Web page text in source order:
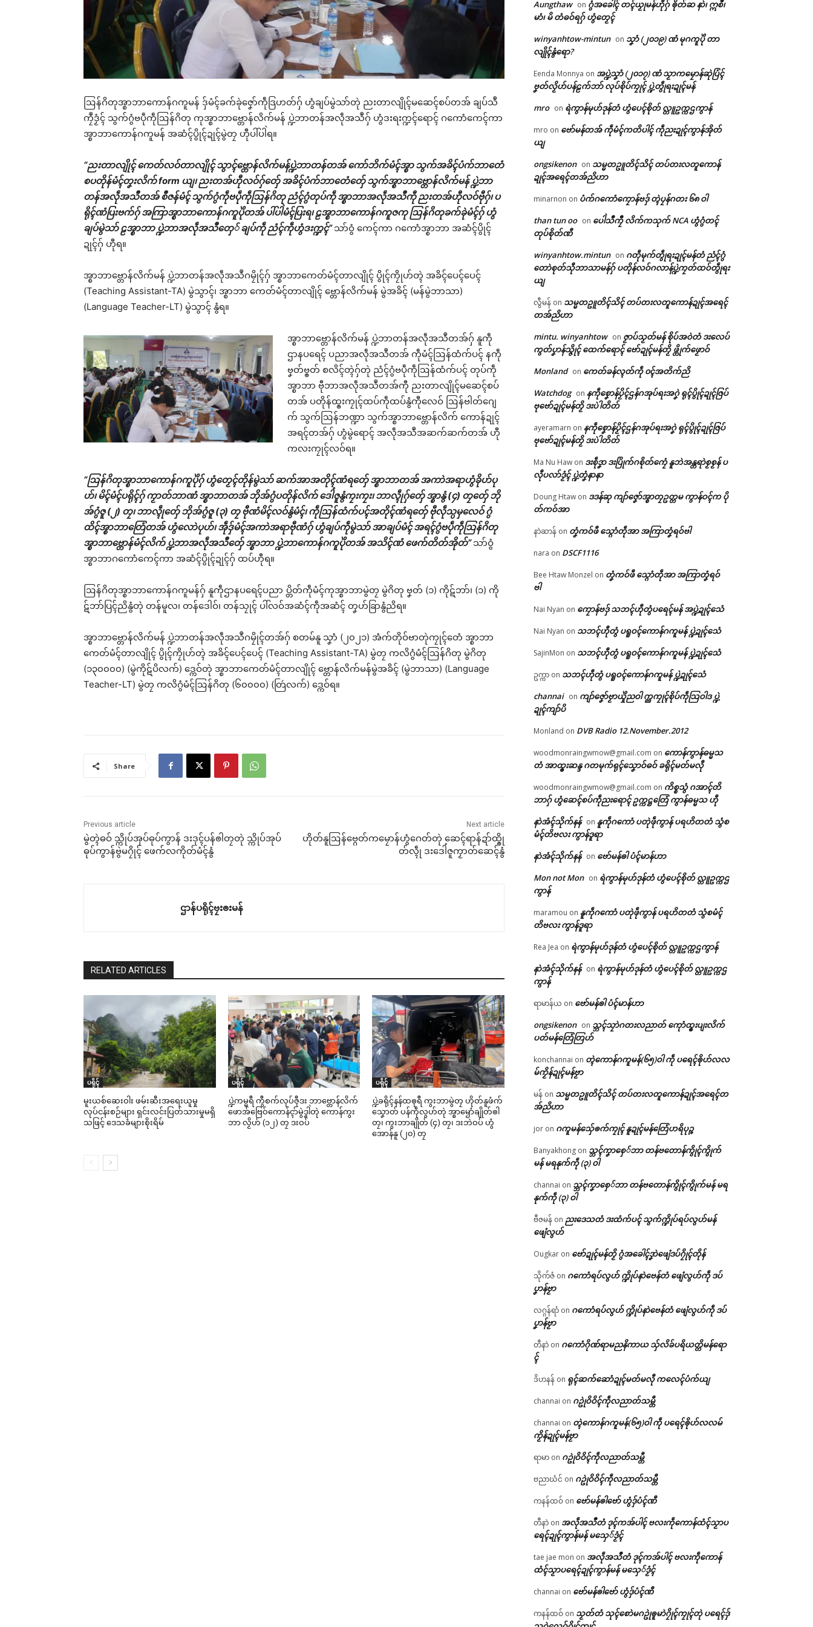
ဌာန်ပရိုၚ်ဗၠးၜးမန်
ရုဲစှ်
ပရိုၚ်လက္ကရဴအိုတ်
🏛 လညာတ်ပါ်ပဲါ
ဗွဳဒဳယဵု
ကေတ်အဆက်
Related
ကိစ္စဗ္တောန်လိက်မန် ပ္ဍဲဘာ
တၟာဂလိုၚ်ရောၚ်ဂး
June 16, 2026
In "ပရိုၚ်"
အ္စာဘာကောန်ဂကူမန်
လ္ၚဵု အ္စာဘာသီုဖအိုတ်
ဒေံါဇူနွံ
April 25, 2026
In "ပရိုၚ်"
အ္စာဘာကောန်ဂကူမန်ဂ
လျိုၚ် သၞာံဇမၠိၚ်မာန် သာ်
လဵုဒးရေၚ်တၠုၚ်အာရော
February 14, 2026
In "ပရိုၚ်"
ဩန်ဂိတုအ္စာဘာကောန်ဂကူမန် ဒှ်မံၚ်ခက်ခုဲဇၞော်ကဵုဒြဟတ်ဂှ် ဟွံချပ်မွဲသာ်တုဲ ညးတာလျိုၚ်မဆေၚ်စပ်တအ် ချပ်သဳ
ကၠဳဒၟံၚ် သွက်ဂွံဗပဵုကဵုဩန်ဂိတု ကုအ္စာဘာဗ္တောန်လိက်မန် ပ္ဍဲဘာတန်အလဵုအသဳဂှ် ဟွံဒးရးက္ဍၚ်ရောၚ် ဂကောံကေၚ်ကာ
အ္စာဘာကောန်ဂကူမန် အဆံၚ်ပွိုၚ်ဍုၚ်မွဲတၠ ဟီုပါ်ပါဲရ။
“ညးတာလျိုၚ် ကေတ်လဝ်တာလျိုၚ် သွာၚ်ဗ္တောန်လိက်မန်ပ္ဍဲဘာတန်တအ် ကော်ဘိက်မံၚ်အ္စာ သွက်အခိၚ်ပံက်ဘာတေံ
စပတိုန်မံၚ်တၞးလိက် form ယျ၊ ညးတအ်ဟီုလဝ်ဂှ်တှ်ေ အခိၚ်ပံက်ဘာတေံတှ်ေ သွက်အ္စာဘာဗ္တောန်လိက်မန် ပ္ဍဲဘာ
တန်အလဵုအသဳတအ် စဳဇန်မံၚ် သွက်ဂွံကဵုဗပဵုကဵုဩန်ဂိတု ညံၚ်ဂွံတုပ်ကဵု အ္စာဘာအလဵုအသဳကီု ညးတအ်ဟီုလဝ်ဗီုဂှ်၊ ပ
ရိုၚ်ဏံပြးဗက်ဂှ် အကြာအ္စာဘာကောန်ဂကူပိုဲတအ် ပါ်ပါဲမံၚ်ပြးရ၊ ဠအ္စာဘာကောန်ဂကူဇကု ဩန်ဂိတုခက်ခုဲမံၚ်ဂှ် ဟွံ
ချပ်မွဲသာ် ဠအ္စာဘာ ပ္ဍဲဘာအလဵုအသဳတှေ် ချပ်ကဵု ညံၚ်ကဵုဟွံဒးက္ဍၚ်”သာ်ဝွံ ကေၚ်ကာ ဂကောံအ္စာဘာ အဆံၚ်ပွိုၚ်
ဍုၚ်ဂှ် ဟီုရ။
အ္စာဘာဗ္တောန်လိက်မန် ပ္ဍဲဘာတန်အလဵုအသဳဂမၠိုၚ်ဂှ် အ္စာဘာကေတ်မံၚ်တာလျိုၚ် ပွိုၚ်ကၠိုဟ်တ္ၚဲ အခိၚ်ပေၚ်ပေၚ်
(Teaching Assistant-TA) မွဲသွာၚ်၊ အ္စာဘာ ကေတ်မံၚ်တာလျိုၚ် ဗ္တောန်လိက်မန် မွဲအခိၚ် (မန်မွဲဘာသာ)
(Language Teacher-LT) မွဲသွာၚ် နွံရ။
အ္စာဘာဗ္တောန်လိက်မန် ပ္ဍဲဘာတန်အလဵုအသဳတအ်ဂှ် နူကဵု
ဌာနပရေၚ် ပညာအလဵုအသဳတအ် ကဵုမံၚ်ဩန်ထံက်ပၚ် နကဵု
ဗၞတ်ဗ္ၜတ် စလိၚ်တ္ၚဲဂှ်တုဲ ညံၚ်ဂွံဗပဵုကဵုဩန်ထံက်ပၚ် တုပ်ကဵု
အ္စာဘာ ဗီုဘာအလဵုအသဳတအ်ကီု ညးတာလျိုၚ်မဆေၚ်စပ်
တအ် ပတိုန်ထ္ၜးကၠုၚ်ထပ်ကဵုထပ်နွံကီုလေဝ် ဩန်ဗါတ်ဂျေ
က် သွက်ဩန်ဘဏ္ဍာ သွက်အ္စာဘာဗ္တောန်လိက် ကောန်ဍုၚ်
အရၚ်တအ်ဂှ် ဟွံမွဲရောၚ် အလဵုအသဳအဆက်ဆက်တအ် ဟီု
ကလးကၠုၚ်လဝ်ရ။
“ဩန်ဂိတုအ္စာဘာကောန်ဂကူပိုဲဂှ် ဟွံတၟေၚ်တိုန်မွဲသာ် ဆက်အာအတိုၚ်ဏံရတှ်ေ အ္စာဘာတအ် အကာဲအရာဟွံခိုဟ်ပု
ဟ်၊ မိၚ်မံၚ်ပရိုၚ်ဂှ် ကၟာတ်ဘာဏံ အ္စာဘာတအ် ဘိုအ်ဂွံပတိုန်လိက် ဒေါံဇူနွံကၠးကၠး၊ ဘာလ္ၚဵုဂှ်တှ်ေ အ္စာနွံ (၄) တၠတှ်ေ ဘို
အ်ဂွံဇူ (၂) တၠ၊ ဘာလ္ၚဵုတှ်ေ ဘိုအ်ဂွံဇူ (၃) တၠ ဗီုဏံမိၚ်လဝ်နွံမံၚ်၊ ကဵုဩန်ထံက်ပၚ်အတိုၚ်ဏံရတှ်ေ ဗီုလဵုသ္ပမှလေဝ် ဂွံ
ထိၚ်အ္စာဘာတြေံတအ် ဟွံလောဲပုဟ်၊ အဵုဒှ်မံၚ်အကာဲအရာဗီုဏံဂှ် ဟွံချပ်ကဵုမွဲသာ် အာချပ်မံၚ် အရၚ်ဂွံဗပဵုကဵုဩန်ဂိတု
အ္စာဘာဗ္တောန်မံၚ်လိက် ပ္ဍဲဘာအလဵုအသဳတှ်ေ အ္စာဘာ ပ္ဍဲဘာကောန်ဂကူပိုဲတအ် အသိၚ်ဏံ ဖေက်တိတ်အိုတ်”သာ်ဝွံ
အ္စာဘာဂကောံကေၚ်ကာ အဆံၚ်ပွိုၚ်ဍုၚ်ဂှ် ထပ်ဟီုရ။
ဩန်ဂိတုအ္စာဘာကောန်ဂကူမန်ဂှ် နူကဵုဌာနပရေၚ်ပညာ ပ္တိတ်ကဵုမံၚ်ကုအ္စာဘာမွဲတၠ မွဲဂိတု ဗၞတ် (၁) ကိုဋ်ဘာ်၊ (၁) ကို
ဋ်ဘာ်ပြၚ်ညိနွံတုဲ တန်မူလ၊ တန်ဒေါဝ်၊ တန်သၠုၚ် ပါ်လဝ်အဆံၚ်ကဵုအဆံၚ် တၞဟ်ခြာနွံညိရ။
အ္စာဘာဗ္တောန်လိက်မန် ပ္ဍဲဘာတန်အလဵုအသဳဂမၠိုၚ်တအ်ဂှ် စတမ်နူ သၞာံ (၂၀၂၁) အံက်တိုဝ်ဗာတုဲကၠုၚ်တေံ အ္စာဘာ
ကေတ်မံၚ်တာလျိုၚ် ပွိုၚ်ကၠိုဟ်တ္ၚဲ အခိၚ်ပေၚ်ပေၚ် (Teaching Assistant-TA) မွဲတၠ ကလိဂွံမံၚ်ဩန်ဂိတု မွဲဂိတု
(၁၃၀၀၀၀) (မွဲကိုဋ်ပိလက်) ဒ္ကေဝ်တုဲ အ္စာဘာကေတ်မံၚ်တာလျိုၚ် ဗ္တောန်လိက်မန်မွဲအခိၚ် (မွဲဘာသာ) (Language
Teacher-LT) မွဲတၠ ကလိဂွံမံၚ်ဩန်ဂိတု (၆၀၀၀၀) (တြဴလက်) ဒ္ကေဝ်ရ။
Share
Previous article
မွဲတ္ၚဲဓဝ် သ္ကိုပ်အုပ်ဓုပ်ကွာန် ဒးဒုၚ်ပန်ၜါတၠတုဲ သ္ကိုပ်အုပ်
ဓုပ်ကွာန်ဗွဲမဂၠိုၚ် ဖေက်လကိုတ်မံၚ်နွံ
Next article
ဟိုတ်နူဩန်ဗ္ဂေတ်ကမၠောန်ဟွံဂေတ်တုဲ ဆေၚ်ရာန်ဍာ်ထ္ၜို
တ်လ္ၚဵု ဒးဒေါံဇူကၟာတ်ဆေၚ်နွံ
ဌာန်ပရိုၚ်ဗၠးၜးမန်
RELATED ARTICLES
ပရိုၚ်
မူးယစ်ဆေးဝါး ဖမ်းဆီးအရေးယူမှု
လုပ်ငန်းစဉ်များ ရှင်းလင်းပြတ်သားမှုမရှိ
သဖြင့် ဒေသခံများစိုးရိမ်
ပရိုၚ်
ပ္ဍဲကမ္မရဳ ကွဳစက်လုပ်ဇီုဒး ဘာဗ္တောန်လိက်
ဖောအ်ဗြေဝ်ကောန်ၚာ်မွဲဒၞါဲတုဲ ကောန်ကွး
ဘာ လၟိဟ် (၁၂) တၠ ဒးဝပ်
ပရိုၚ်
ပ္ဍဲခရိုၚ်နန်ထၜုရဳ ကွးဘာမွဲတၠ ဟိုတ်နူဖံက်
သၞောတ် ပန်ကဵုလွဟ်တုဲ အ္စာၝောံချိုတ်ၜါ
တၠ၊ ကွးဘာချိုတ် (၄) တၠ၊ ဒးဘဲဝပ် ဟွံ
အောန်နူ (၂၀) တၠ
Aungthaw on ဂွံအခေါၚ် တၚ်ယၟုမန်ဟီုဂှ် ၜိုတ်ဆ နာဲ၊ ဣစဳ၊
မာံ၊ မိ တံဓဝ်ရဂှ် ဟွံတၟေၚ်
winyanhtow-mintun on သၞာံ (၂၀၁၉) ဏံ မုဂကူပိုဲ တာ
လျိုၚ်နွံရော?
Eenda Monnya on အပ္ဍဲသၞာံ (၂၀၁၇) ဏံ သၟာကမၠောန်ဆုဲပြံၚ်
ဗၞတ်လၟိဟ်ပန်ဠက်ဘာ် လုပ်စိုပ်ကၠုၚ် ပ္ဍဲတွဵုရးဍုၚ်မန်
mro on ရဲကွာန်မုဟ်ဒုန်တံ ဟွံပေၚ်စိုတ် လ္တူဥက္ကဌကွာန်
mro on ဗော်မန်တအ် ကဵုမံၚ်ကတိပါၚ် ကဵုညးဍုၚ်ကွာန်အိုတ်
ယျ
ongsikenon on သမ္မတဥူတိၚ်သိၚ် တပ်တးလတူကောန်
ဍုၚ်အရေၚ်တအ်ညိဟာ
minarnon on ပံက်ဂကောံကၠောန်ဗဒှ် တ္ၚဲပၠန်ဂတး ၆၈ ဝါ
than tun oo on ပေါဲသဳကၠဳ လိက်ကသုက် NCA ဟွံဂွံတၚ်
တုပ်စိုတ်ဏီ
winyanhtow.mintun on ဂတဵုမုက်တွဵုရးဍုၚ်မန်တံ ညံၚ်ဂွံ
တောဲစုတ်သီုဘာသာမန်ဂှ် ပတိုန်လဝ်ဂလာန်ပ္ဍဲကၠတ်ထဝ်တွဵုရး
ယျ
လွီမန် on သမ္မတဥူတိၚ်သိၚ် တပ်တးလတူကောန်ဍုၚ်အရေၚ်
တအ်ညိဟာ
mintu. winyanhtow on ဇၟာပ်သၟတ်မန် စိုပ်အဝဲတံ ဒးလေပ်
ကွတ်ပၞာန်သ္ဇိုၚ် ထေက်ရောၚ် ဗော်ဍုၚ်မန်တၟိ ဖ္တိုက်ဖၟောဝ်
Monland on ကေတ်ခန်လ္ၚတ်ကဵု ၀ၚ်အတိက်ညိ
Watchdog on နကဵုစၞောန်ပၟိၚ်ဌန်ဂအုပ်ရးအဂၞဲ ရုၚ်ပွိုၚ်ဍုၚ်ဇြပ်
ဗုဗော်ဍုၚ်မန်တၟိ ဒးပဲါတိတ်
ayeramarn on နကဵုစၞောန်ပၟိၚ်ဌန်ဂအုပ်ရးအဂၞဲ ရုၚ်ပွိုၚ်ဍုၚ်ဇြပ်
ဗုဗော်ဍုၚ်မန်တၟိ ဒးပဲါတိတ်
Ma Nu Haw on ဒးစဵုဒၞာ ဒးပြိုက်ဂစိုတ်ကၠေံ နူဘဲအန္တရာဲစၟစၟန် ပ
လီုပလာ်ဒၟံၚ် ပ္ဍဲတၞံနာနာ
Doung Htaw on ဒဒန်ဆု ကျာ်ဇၞော်အ္စာတၠဥတ္တမ ကွာန်ဝၚ်က ပို
တ်ကဝ်အာ
နာဲဆာန် on တၞံကဝ်ဖီ သ္ဂောံတဵုအာ အကြာတၞံရဝ်ဗါ
nara on DSCF1116
Bee Htaw Monzel on တၞံကဝ်ဖီ သ္ဂောံတဵုအာ အကြာတၞံရဝ်
ဗါ
Nai Nyan on ကၠောန်ဗဒှ် သဘၚ်ဟီုတွံပရေၚ်မန် အပ္ဍဲဍုၚ်သေံ
Nai Nyan on သဘၚ်ဟီုတွံ ပရူဝၚ်ကောန်ဂကူမန် ပ္ဍဲဍုၚ်သေံ
SajinMon on သဘၚ်ဟီုတွံ ပရူဝၚ်ကောန်ဂကူမန် ပ္ဍဲဍုၚ်သေံ
ဥက္ကာ on သဘၚ်ဟီုတွံ ပရူဝၚ်ကောန်ဂကူမန် ပ္ဍဲဍုၚ်သေံ
channai on ကျာ်ဇၞော်ဗၟာယှိုဲညဝါ က္ညကၠုၚ်စိုပ်ကဵုသြဝါဒ ပ္ဍဲ
ဍုၚ်ကျာ်ပိ
Monland on DVB Radio 12.November.2012
woodmonraingwmow@gmail.com on ကောန်ကွာန်ဓမ္မသ
တံ အာထ္ၜးဆန္ဒ ဂတမုက်ရုၚ်သၞောဝ်ဓဝ် ခရိုၚ်မတ်မလီု
woodmonraingwmow@gmail.com on ကိစ္စသွံ ဂအာၚ်တိ
ဘာဂှ် ဟွံဆေၚ်စပ်ကဵုညးရောၚ် ဥက္ကဋ္ဌတြေံ ကွာန်ဓမ္မသ ဟီု
နာဲအံၚ်သိုက်နန် on နူကဵုဂကောံ ပတုဲဖဵုကွာန် ပရဟိတတံ သွံစ
မံၚ်တိဗလး ကွာန်ဒူရာ
နာဲအံၚ်သိုက်နန် on ဗော်မန်ၜါ ပံၚ်မာန်ဟာ
Mon not Mon on ရဲကွာန်မုဟ်ဒုန်တံ ဟွံပေၚ်စိုတ် လ္တူဥက္ကဌ
ကွာန်
maramou on နူကဵုဂကောံ ပတုဲဖဵုကွာန် ပရဟိတတံ သွံစမံၚ်
တိဗလး ကွာန်ဒူရာ
Rea Jea on ရဲကွာန်မုဟ်ဒုန်တံ ဟွံပေၚ်စိုတ် လ္တူဥက္ကဌကွာန်
နာဲအံၚ်သိုက်နန် on ရဲကွာန်မုဟ်ဒုန်တံ ဟွံပေၚ်စိုတ် လ္တူဥက္ကဌ
ကွာန်
ရာမာန်ယ on ဗော်မန်ၜါ ပံၚ်မာန်ဟာ
ongsikenon on သ္ဘၚ်သၠာဲဂတးလညာတ် ကေုာံထ္ၜးပျးလိက်
ပတ်မန်တြေံတြဟ်
konchannai on တ္ၚဲကောန်ဂကူမန်(၆၅)ဝါ ကဵု ပရေၚ်ၜိုဟ်လလ
မ်ကၟိန်ဍုၚ်မန်ဗၟာ
မန် on သမ္မတဥူတိၚ်သိၚ် တပ်တးလတူကောန်ဍုၚ်အရေၚ်တ
အ်ညိဟာ
jor on ဂကူမန်​သှ်ေၜက်ကၠုၚ် နူဍုၚ်မန်တြေံဟရိပုဉ္ဇ
Banyakhong on သ္ဘၚ်ကၞာစှေ်ဘာ တန်ဗတောန်ကွိုၚ်ကွိုက်
မန် မရနုက်ကဵု (၃) ဝါ
channai on သ္ဘၚ်ကၞာစှေ်ဘာ တန်ဗတောန်ကွိုၚ်ကွိုက်မန် မရ
နုက်ကဵု (၃) ဝါ
ဗီဇမန် on ညးဒေသတံ ဒးထံက်ပၚ် သွက်က္ဍိုပ်ရပ်လွဟ်မန်
ဖျေံလွဟ်
Ougkar on ဗော်ဍုၚ်မန်တၟိ ဂွံအခေါၚ်ဒၞာဲဖျေံဒပ်ဂၠိုၚ်တိုန်
သိုက်ဇံ on ဂကောံရပ်လွဟ် က္ဍိုပ်နာဲဗေန်တံ ဖျေံလွဟ်ကဵု ဒပ်
ပၞာန်ဗၟာ
လဂ္ဂန်ရာံ on ဂကောံရပ်လွဟ် က္ဍိုပ်နာဲဗေန်တံ ဖျေံလွဟ်ကဵု ဒပ်
ပၞာန်ဗၟာ
တီနာဲ on ဂကောံဂိုဏ်ရာမညနိကာယ သှ်လိခ်ပရိယတ္တိမန်ရော
ၚ်
ဒိဟနန် on ရုၚ်ဆက်ဆောံဍုၚ်မတ်မလီု ကလေၚ်ပံက်ယျ
channai on ဂဥုဲဝိဝိၚ်ကဵုလညာတ်သမ္တီ
channai on တ္ၚဲကောန်ဂကူမန်(၆၅)ဝါ ကဵု ပရေၚ်ၜိုဟ်လလမ်
ကၟိန်ဍုၚ်မန်ဗၟာ
ရာမာ on ဂဥုဲဝိဝိၚ်ကဵုလညာတ်သမ္တီ
ဗညာဃံင် on ဂဥုဲဝိဝိၚ်ကဵုလညာတ်သမ္တီ
ကနန်ထဝ် on ဗော်မန်ၜါဗော် ဟွံဒှ်ပံၚ်ဏီ
တီနာဲ on အလဵုအသဳတံ ဒုၚ်ကအ်ပါၚ် ဗလးကဵုကောန်ထံၚ်သၟာပ
ရေၚ်ဍုၚ်ကွာန်မန် မသှေ်ဒၟံၚ်
tae jae mon on အလဵုအသဳတံ ဒုၚ်ကအ်ပါၚ် ဗလးကဵုကောန်
ထံၚ်သၟာပရေၚ်ဍုၚ်ကွာန်မန် မသှေ်ဒၟံၚ်
channai on ဗော်မန်ၜါဗော် ဟွံဒှ်ပံၚ်ဏီ
ကနန်ထဝ် on သၟတ်တံ သုၚ်စောဲမဂဥုဲၜူမာဲဂၠိုၚ်ကၠုၚ်တုဲ ပရေၚ်ဒှ်